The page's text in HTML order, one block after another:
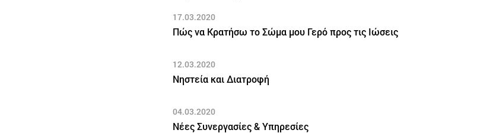
17.03.2020
Πώς να Κρατήσω το Σώμα μου Γερό προς τις Ιώσεις
12.03.2020
Νηστεία και Διατροφή
04.03.2020
Νέες Συνεργασίες & Υπηρεσίες